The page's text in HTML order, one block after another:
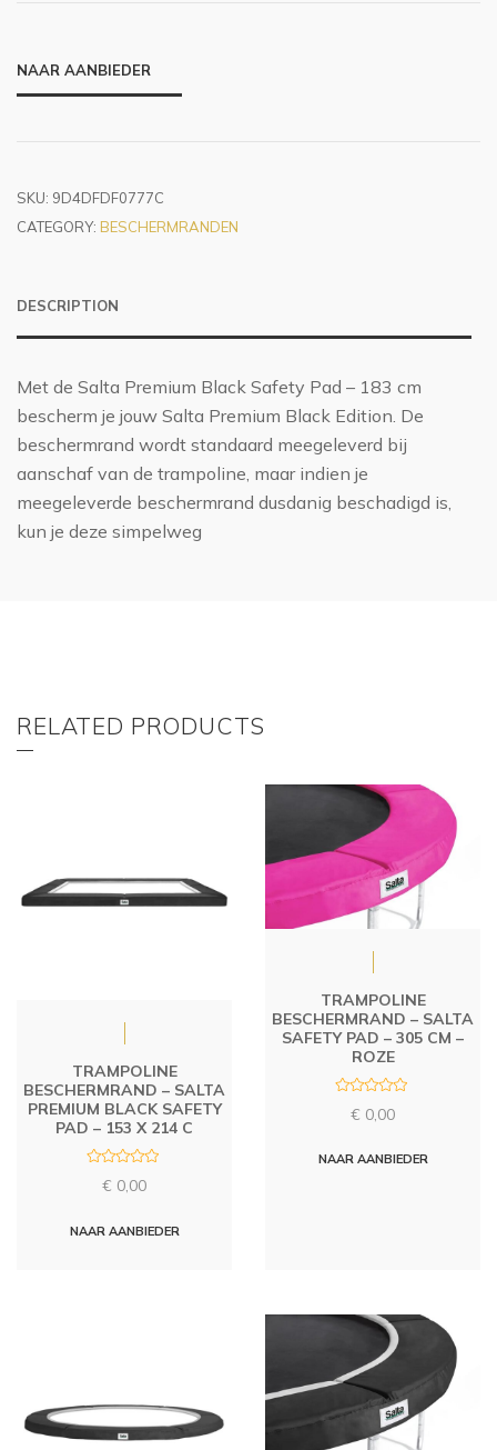
NAAR AANBIEDER
SKU: 9D4DFDF0777C
CATEGORY: BESCHERMRANDEN
DESCRIPTION
Met de Salta Premium Black Safety Pad – 183 cm
bescherm je jouw Salta Premium Black Edition. De
beschermrand wordt standaard meegeleverd bij
aanschaf van de trampoline, maar indien je
meegeleverde beschermrand dusdanig beschadigd is,
kun je deze simpelweg
RELATED PRODUCTS
TRAMPOLINE
BESCHERMRAND – SALTA
PREMIUM BLACK SAFETY
PAD – 153 X 214 C
d
€ 0,00
NAAR AANBIEDER
TRAMPOLINE
BESCHERMRAND – SALTA
SAFETY PAD – 305 CM –
ROZE
d
€ 0,00
NAAR AANBIEDER